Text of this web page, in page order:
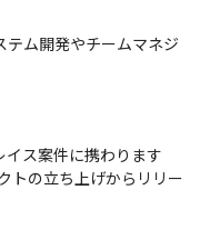
テム開発やチームマネジ
イス案件に携わります
トの立ち上げからリリー